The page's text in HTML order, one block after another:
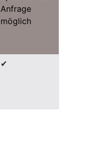
Anfrage
möglich
✔